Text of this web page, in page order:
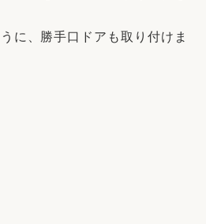
に、勝手口ドアも取り付けま